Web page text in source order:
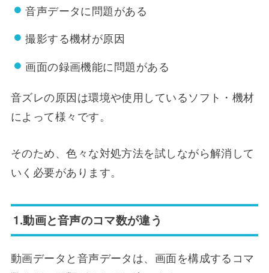
音声データに問題がある
撮影する機材が原因
画面の録画機能に問題がある
音ズレの原因は環境や使用しているソフト・機材
によって様々です。
そのため、色々な対処方法を試しながら解消して
いく必要があります。
1.動画と音声のコマ数が違う
動画データと音声データは、画面を構成するコマ